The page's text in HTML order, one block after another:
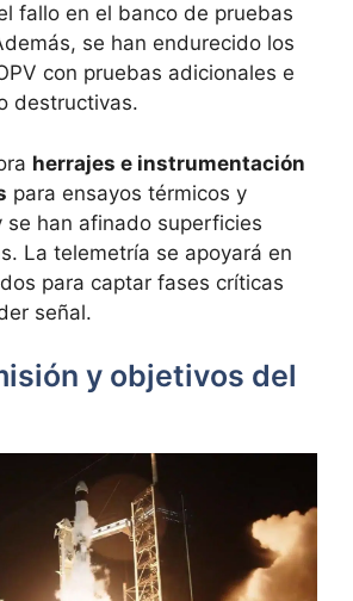
fallo en el banco de pruebas
se han endurecido los
con pruebas adicionales e
destructivas.
herrajes e instrumentación
para ensayos térmicos y
se han afinado superficies
La telemetría se apoyará en
para captar fases críticas
señal.
y objetivos del